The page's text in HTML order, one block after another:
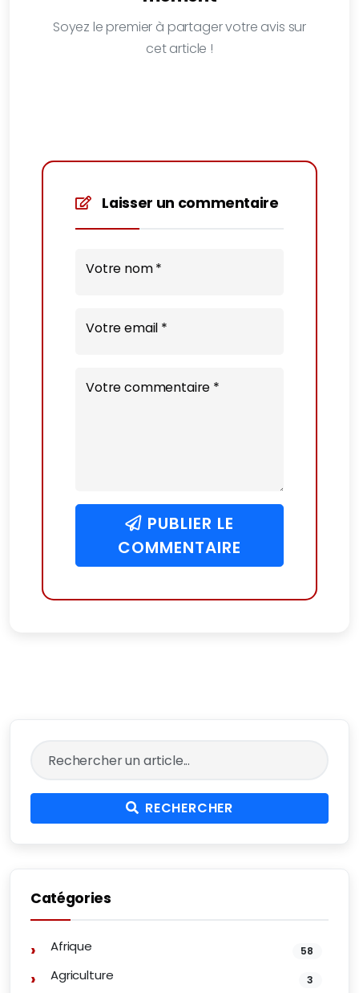
Soyez le premier à partager votre avis sur
cet article !
Laisser un commentaire
Votre nom *
Votre email *
Votre commentaire *
PUBLIER LE
COMMENTAIRE
RECHERCHER
Catégories
Afrique 58
Agriculture 3